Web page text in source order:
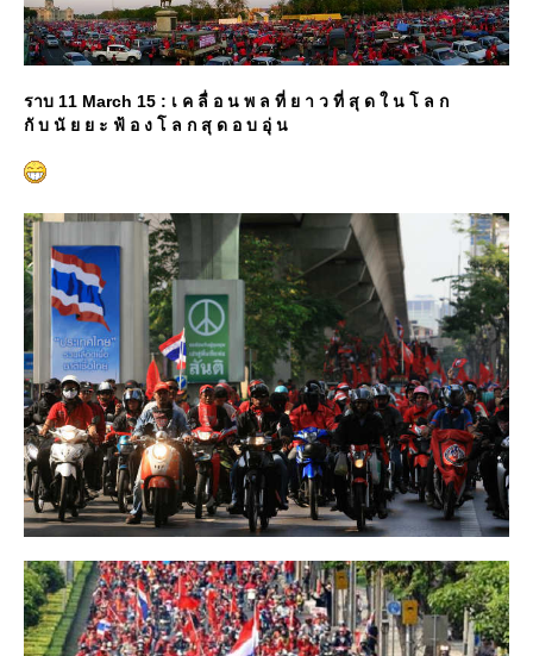
ราบ 11 March 15 : เ ค ลื่ อ น พ ล ที่ ย า ว ที่ สุ ด ใ น โ ล ก
กั บ นั ย ย ะ ฟ้ อ ง โ ล ก สุ ด อ บ อุ่ น